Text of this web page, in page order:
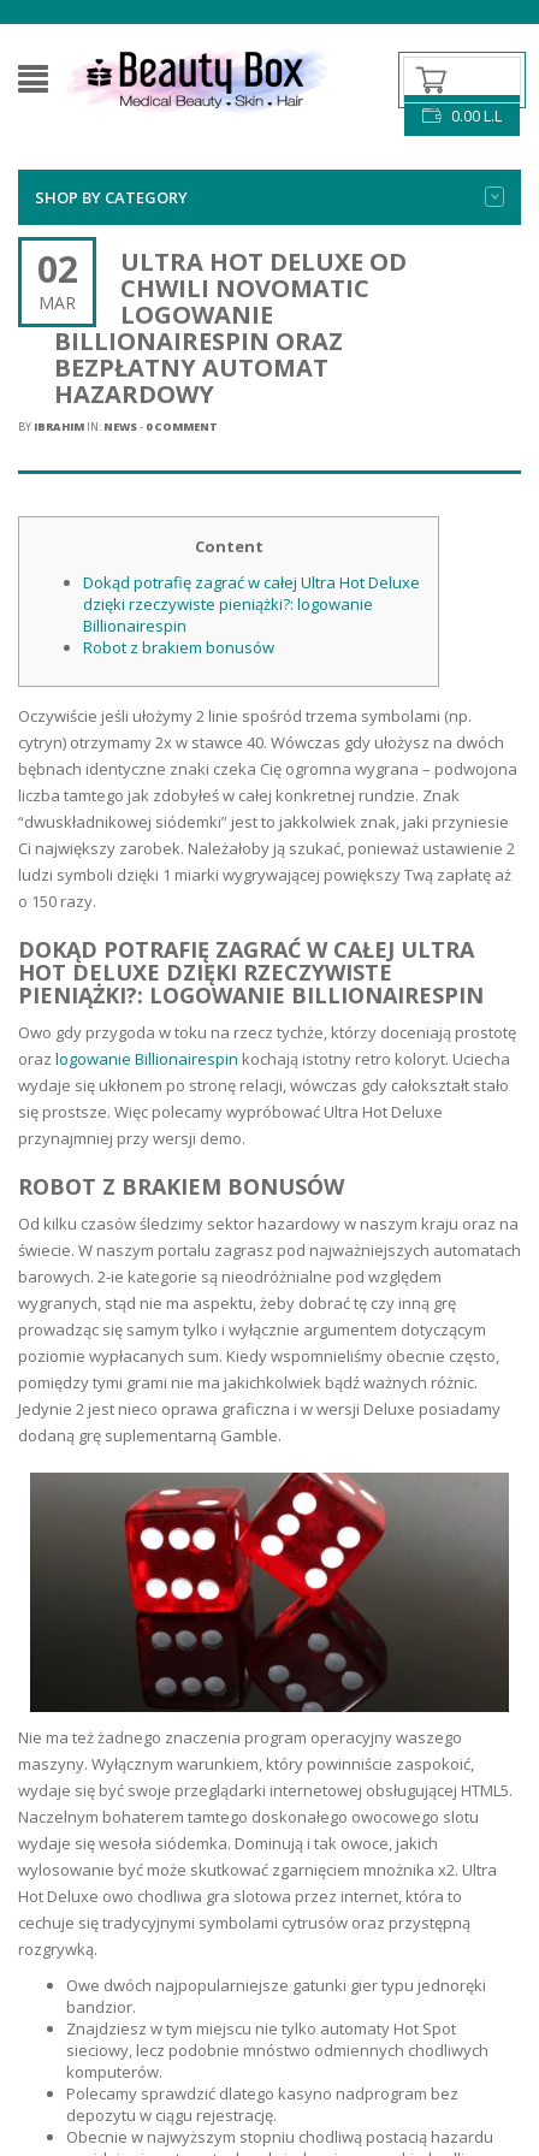
0.00L.L
SHOP BY CATEGORY
02
MAR
ULTRA HOT DELUXE OD
CHWILI NOVOMATIC
LOGOWANIE
BILLIONAIRESPIN ORAZ
BEZPŁATNY AUTOMAT
HAZARDOWY
BY IBRAHIM IN: NEWS- 0 COMMENT
Content
Dokąd potrafię zagrać w całej Ultra Hot Deluxe
dzięki rzeczywiste pieniążki?: logowanie
Billionairespin
Robot z brakiem bonusów
Oczywiście jeśli ułożymy 2 linie spośród trzema symbolami (np.
cytryn) otrzymamy 2x w stawce 40. Wówczas gdy ułożysz na dwóch
bębnach identyczne znaki czeka Cię ogromna wygrana – podwojona
liczba tamtego jak zdobyłeś w całej konkretnej rundzie. Znak
“dwuskładnikowej siódemki” jest to jakkolwiek znak, jaki przyniesie
Ci największy zarobek. Należałoby ją szukać, ponieważ ustawienie 2
ludzi symboli dzięki 1 miarki wygrywającej powiększy Twą zapłatę aż
o 150 razy.
DOKĄD POTRAFIĘ ZAGRAĆ W CAŁEJ ULTRA
HOT DELUXE DZIĘKI RZECZYWISTE
PIENIĄŻKI?: LOGOWANIE BILLIONAIRESPIN
Owo gdy przygoda w toku na rzecz tychże, którzy doceniają prostotę
oraz logowanie Billionairespin kochają istotny retro koloryt. Uciecha
wydaje się ukłonem po stronę relacji, wówczas gdy całokształt stało
się prostsze. Więc polecamy wypróbować Ultra Hot Deluxe
przynajmniej przy wersji demo.
ROBOT Z BRAKIEM BONUSÓW
Od kilku czasów śledzimy sektor hazardowy w naszym kraju oraz na
świecie. W naszym portalu zagrasz pod najważniejszych automatach
barowych. 2-ie kategorie są nieodróżnialne pod względem
wygranych, stąd nie ma aspektu, żeby dobrać tę czy inną grę
prowadząc się samym tylko i wyłącznie argumentem dotyczącym
poziomie wypłacanych sum. Kiedy wspomnieliśmy obecnie często,
pomiędzy tymi grami nie ma jakichkolwiek bądź ważnych różnic.
Jedynie 2 jest nieco oprawa graficzna i w wersji Deluxe posiadamy
dodaną grę suplementarną Gamble.
Nie ma też żadnego znaczenia program operacyjny waszego
maszyny. Wyłącznym warunkiem, który powinniście zaspokoić,
wydaje się być swoje przeglądarki internetowej obsługującej HTML5.
Naczelnym bohaterem tamtego doskonałego owocowego slotu
wydaje się wesoła siódemka. Dominują i tak owoce, jakich
wylosowanie być może skutkować zgarnięciem mnożnika x2. Ultra
Hot Deluxe owo chodliwa gra slotowa przez internet, która to
cechuje się tradycyjnymi symbolami cytrusów oraz przystępną
rozgrywką.
Owe dwóch najpopularniejsze gatunki gier typu jednoręki
bandzior.
Znajdziesz w tym miejscu nie tylko automaty Hot Spot
sieciowy, lecz podobnie mnóstwo odmiennych chodliwych
komputerów.
Polecamy sprawdzić dlatego kasyno nadprogram bez
depozytu w ciągu rejestrację.
Obecnie w najwyższym stopniu chodliwą postacią hazardu